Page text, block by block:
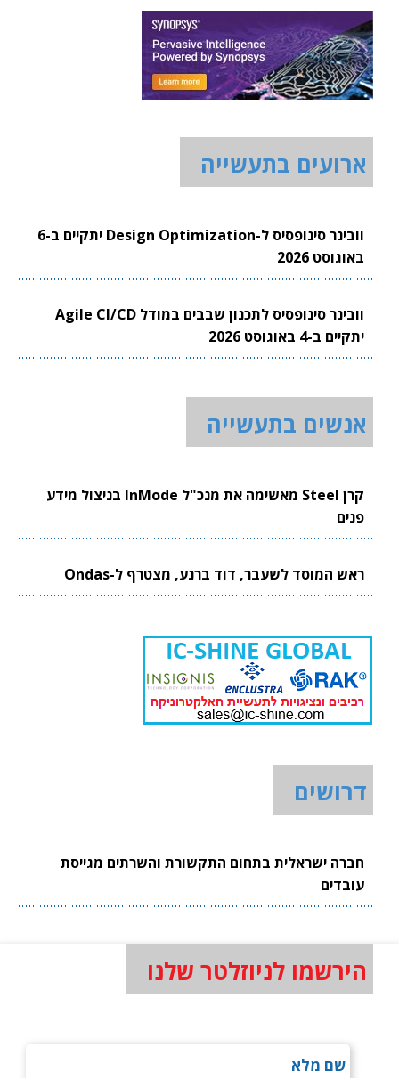
ארועים בתעשייה
וובינר סינופסיס ל-Design Optimization יתקיים ב-6
באוגוסט 2026
וובינר סינופסיס לתכנון שבבים במודל Agile CI/CD
יתקיים ב-4 באוגוסט 2026
אנשים בתעשייה
קרן Steel מאשימה את מנכ"ל InMode בניצול מידע
פנים
ראש המוסד לשעבר, דוד ברנע, מצטרף ל-Ondas
דרושים
חברה ישראלית בתחום התקשורת והשרתים מגייסת
עובדים
הירשמו לניוזלטר שלנו